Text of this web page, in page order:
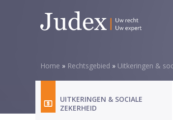
Home » Rechtsgebied » Uitkeringen &
UITKERINGEN & SOCIALE
ZEKERHEID